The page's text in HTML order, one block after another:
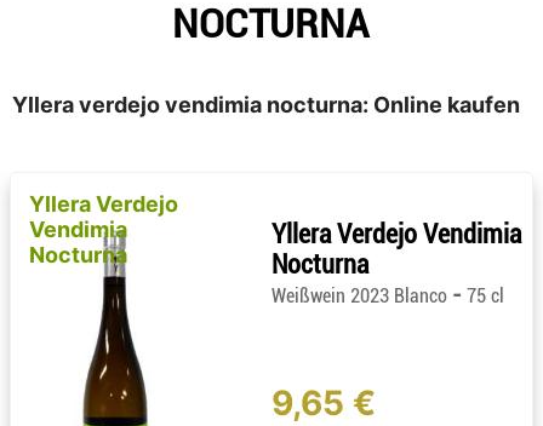
NOCTURNA
Yllera verdejo vendimia nocturna: Online kaufen
Yllera Verdejo
Vendimia
Nocturna
Yllera Verdejo Vendimia
Nocturna
Weißwein 2023 Blanco - 75 cl
9,65 €